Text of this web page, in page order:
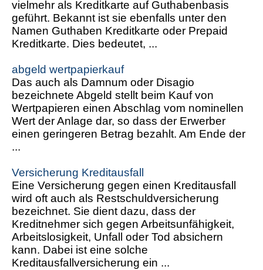
vielmehr als Kreditkarte auf Guthabenbasis
geführt. Bekannt ist sie ebenfalls unter den
Namen Guthaben Kreditkarte oder Prepaid
Kreditkarte. Dies bedeutet, ...
abgeld wertpapierkauf
Das auch als Damnum oder Disagio
bezeichnete Abgeld stellt beim Kauf von
Wertpapieren einen Abschlag vom nominellen
Wert der Anlage dar, so dass der Erwerber
einen geringeren Betrag bezahlt. Am Ende der
...
Versicherung Kreditausfall
Eine Versicherung gegen einen Kreditausfall
wird oft auch als Restschuldversicherung
bezeichnet. Sie dient dazu, dass der
Kreditnehmer sich gegen Arbeitsunfähigkeit,
Arbeitslosigkeit, Unfall oder Tod absichern
kann. Dabei ist eine solche
Kreditausfallversicherung ein ...